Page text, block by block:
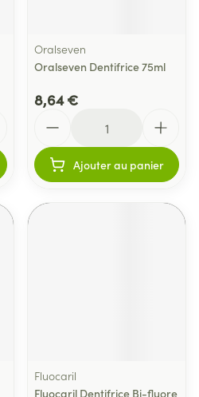
Oralseven
Oralseven Dentifrice 75ml
8,64 €
Ajouter au panier
Fluocaril
Fluocaril Dentifrice Bi-fluore